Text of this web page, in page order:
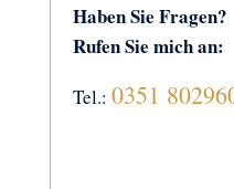
Haben Sie Fragen?
Rufen Sie mich an:
Tel.: 0351